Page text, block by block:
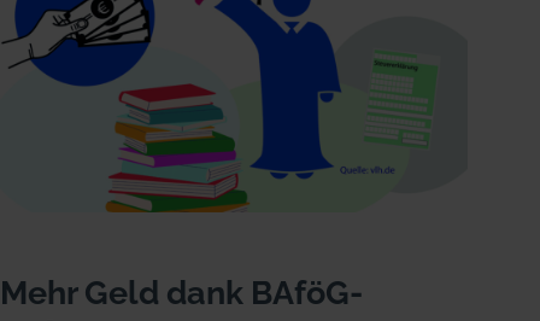
Mehr Geld dank BAföG-